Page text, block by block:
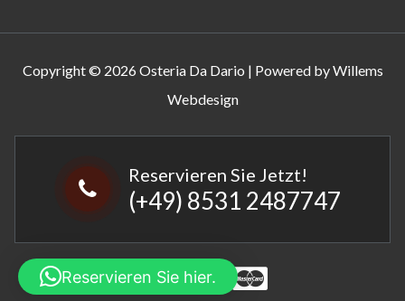
Copyright © 2026 Osteria Da Dario | Powered by Willems
Webdesign
Reservieren Sie Jetzt!
(+49) 8531 2487747
Reservieren Sie hier.